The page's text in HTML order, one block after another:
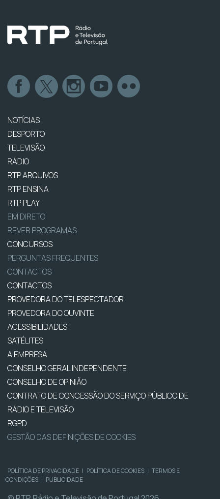
NOTÍCIAS
DESPORTO
TELEVISÃO
RÁDIO
RTP ARQUIVOS
RTP ENSINA
RTP PLAY
EM DIRETO
REVER PROGRAMAS
CONCURSOS
PERGUNTAS FREQUENTES
CONTACTOS
CONTACTOS
PROVEDORA DO TELESPECTADOR
PROVEDORA DO OUVINTE
ACESSIBILIDADES
SATÉLITES
A EMPRESA
CONSELHO GERAL INDEPENDENTE
CONSELHO DE OPINIÃO
CONTRATO DE CONCESSÃO DO SERVIÇO PÚBLICO DE
RÁDIO E TELEVISÃO
RGPD
GESTÃO DAS DEFINIÇÕES DE COOKIES
POLÍTICA DE PRIVACIDADE | POLÍTICA DE COOKIES | TERMOS E
CONDIÇÕES | PUBLICIDADE